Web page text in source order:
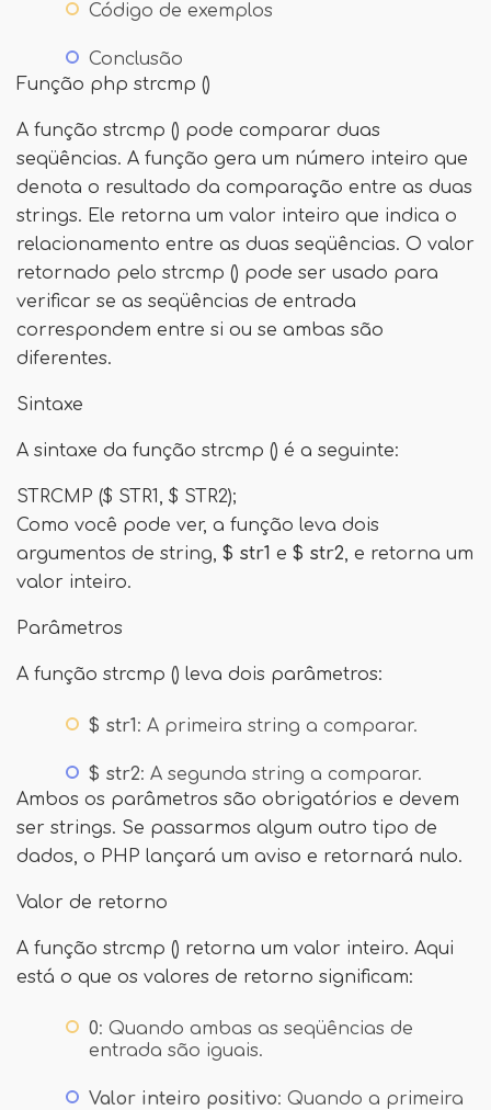
Código de exemplos
Conclusão
Função php strcmp ()
A função strcmp () pode comparar duas
seqüências. A função gera um número inteiro que
denota o resultado da comparação entre as duas
strings. Ele retorna um valor inteiro que indica o
relacionamento entre as duas seqüências. O valor
retornado pelo strcmp () pode ser usado para
verificar se as seqüências de entrada
correspondem entre si ou se ambas são
diferentes.
Sintaxe
A sintaxe da função strcmp () é a seguinte:
STRCMP ($ STR1, $ STR2);
Como você pode ver, a função leva dois
argumentos de string, $ str1 e $ str2, e retorna um
valor inteiro.
Parâmetros
A função strcmp () leva dois parâmetros:
$ str1 : A primeira string a comparar.
$ str2: A segunda string a comparar.
Ambos os parâmetros são obrigatórios e devem
ser strings. Se passarmos algum outro tipo de
dados, o PHP lançará um aviso e retornará nulo.
Valor de retorno
A função strcmp () retorna um valor inteiro. Aqui
está o que os valores de retorno significam:
0: Quando ambas as seqüências de
entrada são iguais.
Valor inteiro positivo: Quando a primeira